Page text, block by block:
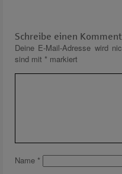
Schreibe einen
Deine E-Mail-Adresse wird
sind mit * markiert
Name *